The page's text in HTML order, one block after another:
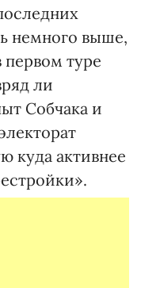
немного выше,
первом туре
ли
Собчака и
куда активнее